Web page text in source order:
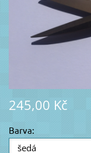
245,00 Kč
Barva: